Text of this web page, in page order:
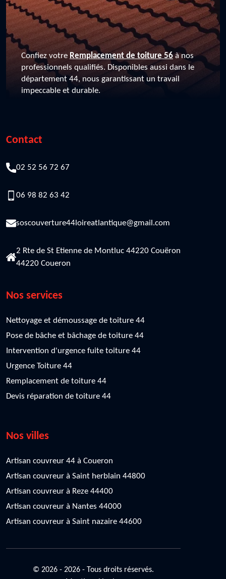
Confiez votre Remplacement de toiture 56à nos
professionnels qualifiés. Disponibles aussi dans le
département 44, nous garantissant un travail
impeccable et durable.
Contact
02 52 56 72 67
06 98 82 63 42
soscouverture44loireatlantique@gmail.com
2 Rte de St Etienne de Montluc 44220 Couëron
44220 Coueron
Nos services
Nettoyage et démoussage de toiture 44
Pose de bâche et bâchage de toiture 44
Intervention d'urgence fuite toiture 44
Urgence Toiture 44
Remplacement de toiture 44
Devis réparation de toiture 44
Nos villes
Artisan couvreur 44 à Coueron
Artisan couvreur à Saint herblain 44800
Artisan couvreur à Reze 44400
Artisan couvreur à Nantes 44000
Artisan couvreur à Saint nazaire 44600
© 2026 - 2026 - Tous droits réservés.